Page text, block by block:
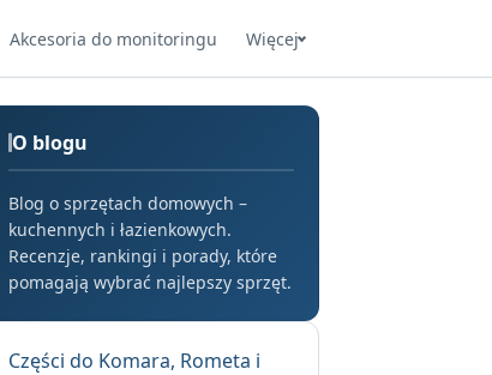
Akcesoria do monitoringu Więcej
O blogu
Blog o sprzętach domowych –
kuchennych i łazienkowych.
Recenzje, rankingi i porady, które
pomagają wybrać najlepszy sprzęt.
Części do Komara, Rometa i